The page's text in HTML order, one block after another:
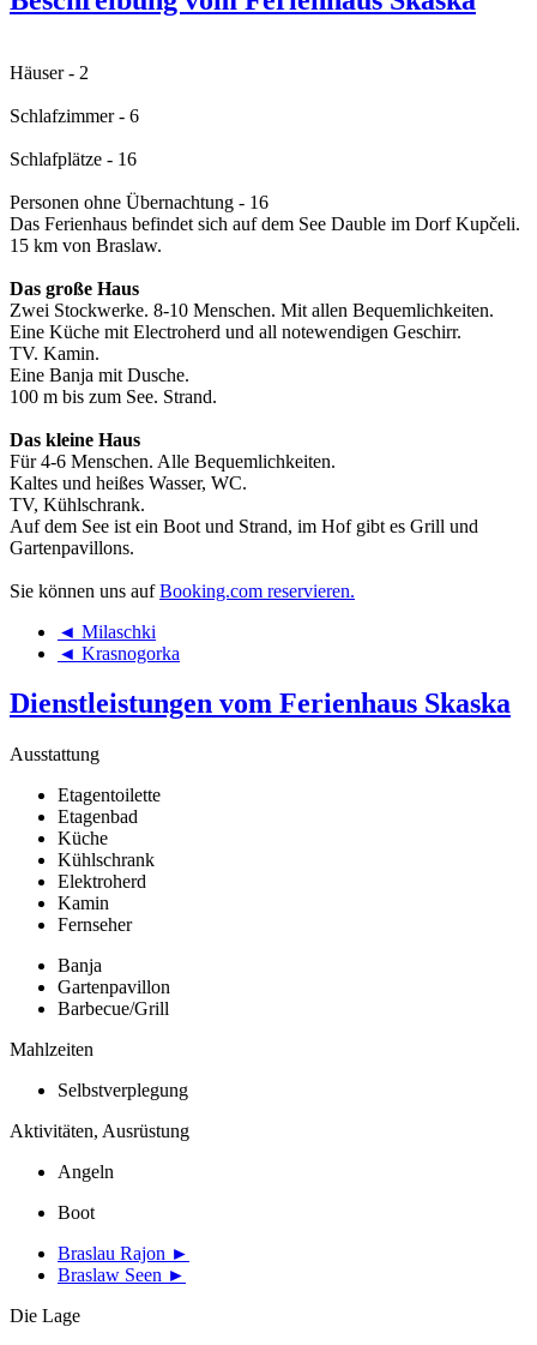
Häuser - 2
Schlafzimmer - 6
Schlafplätze - 16
Personen ohne Übernachtung - 16
Das Ferienhaus befindet sich auf dem See Dauble im Dorf Kupčeli.
15 km von Braslaw.
Das große Haus
Zwei Stockwerke. 8-10 Menschen. Mit allen Bequemlichkeiten.
Eine Küche mit Electroherd und all notewendigen Geschirr.
TV. Kamin.
Eine Banja mit Dusche.
100 m bis zum See. Strand.
Das kleine Haus
Für 4-6 Menschen. Alle Bequemlichkeiten.
Kaltes und heißes Wasser, WC.
TV, Kühlschrank.
Auf dem See ist ein Boot und Strand, im Hof gibt es Grill und
Gartenpavillons.
Sie können uns aufBooking.com reservieren.
◄ Milaschki
◄ Krasnogorka
Dienstleistungen vom Ferienhaus Skaska
Ausstattung
Etagentoilette
Etagenbad
Küche
Kühlschrank
Elektroherd
Kamin
Fernseher
Banja
Gartenpavillon
Barbecue/Grill
Mahlzeiten
Selbstverplegung
Aktivitäten, Ausrüstung
Angeln
Boot
Braslau Rajon ►
Braslaw Seen ►
Die Lage